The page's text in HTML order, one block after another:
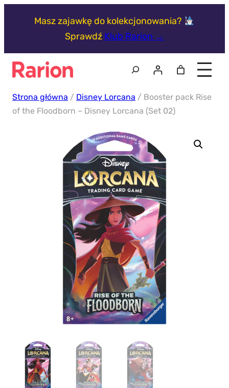
Masz zajawkę do kolekcjonowania?
Sprawdź Klub Rarion →
Szukaj
Strona główna / Disney Lorcana / Booster pack Rise
of the Floodborn – Disney Lorcana (Set 02)